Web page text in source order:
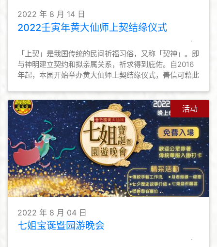
2022 年 8 月 14 日
2022壬寅年黄大仙师上契结缘仪式
「上契」是我国传统的民间祈福习俗，又称「契神」。即
与神明建立契约和拟亲属关系，祈求得到庇佑。自2016
年起，本园开始举办黄大仙师上契结缘仪式，善信可藉此
师结善缘的途径之一。本园亦会为契子女恒常举办活动，
让契子女勿忘仙恩，时常普济劝善，弘扬黄大仙信仰的教
义和文化。
活动
2022 年 8 月 04 日
七姐宝诞暨园游晚会